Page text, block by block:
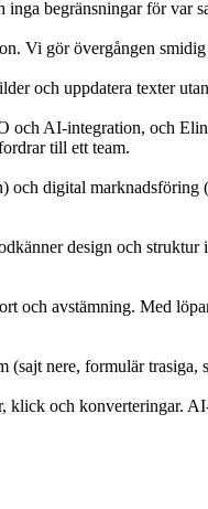
begränsningar för var
Vi gör övergången
och uppdatera texter
AI-integration, och
till ett team.
digital marknadsföring
design och
och avstämning. Med
nere, formulär
och konverteringar.